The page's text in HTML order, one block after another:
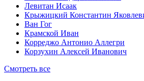
Левитан Исаак
Крыжицкий Константин
Ван Гог
Крамской Иван
Корреджо Антонио Аллегри
Корзухин Алексей Иванович
Смотреть все